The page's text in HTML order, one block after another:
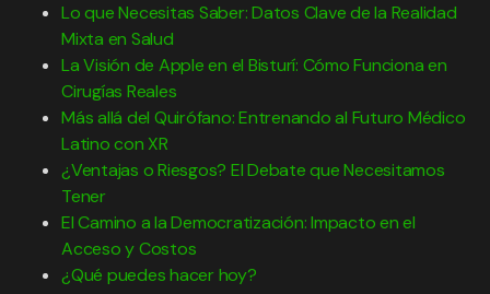
Lo que Necesitas Saber: Datos Clave de la Realidad
Mixta en Salud
La Visión de Apple en el Bisturí: Cómo Funciona en
Cirugías Reales
Más allá del Quirófano: Entrenando al Futuro Médico
Latino con XR
¿Ventajas o Riesgos? El Debate que Necesitamos
Tener
El Camino a la Democratización: Impacto en el
Acceso y Costos
¿Qué puedes hacer hoy?